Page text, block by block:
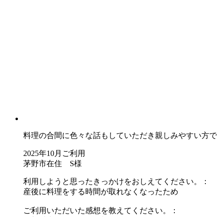
料理の合間に色々な話もしていただき親しみやすい方
2025年10月ご利用
茅野市在住 S様
利用しようと思ったきっかけをおしえてください。：
産後に料理をする時間が取れなくなったため
ご利用いただいた感想を教えてください。：